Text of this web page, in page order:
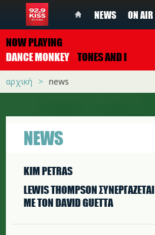
NEWS ON AIR
NOW PLAYING
DANCE MONKEY TONES AND I
αρχική news
NEWS
KIM PETRAS
LEWIS THOMPSON ΣΥΝΕΡΓAΖΕΤΑΙ
ΜΕ ΤΟΝ DAVID GUETTA